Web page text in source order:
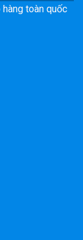
hàng toàn quốc